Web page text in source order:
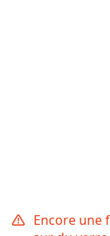
Encore une